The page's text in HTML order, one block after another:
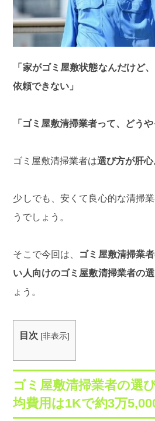
「家がゴミ屋敷状態なんだけど
依頼できない」
「ゴミ屋敷清掃業者って、どう
ゴミ屋敷清掃業者は選び方が肝心
少しでも、安くて良心的な清掃
うでしょう。
そこで今回は、 ゴミ屋敷清掃業
い人向けのゴミ屋敷清掃業者の
ょう。
目次 [非表示]
ゴミ屋敷清掃業者の選
均費用は1Kで約3万